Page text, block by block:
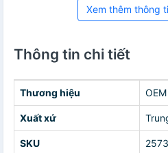
Xem thêm thông
Thông tin chi tiết
Thương hiệu OEM
Xuất xứ
SKU